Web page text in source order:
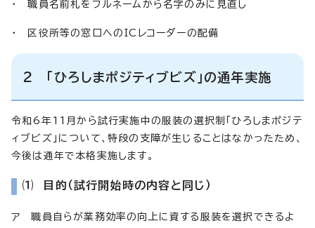
・ 職員名前札をフルネームから名字のみに見直し
・ 区役所等の窓口へのICレコーダーの配備
2 「ひろしまポジティブビズ」の通年実施
令和6年11月から試行実施中の服装の選択制「ひろしまポジテ
ィブビズ」について、特段の支障が生じることはなかったため、
今後は通年で本格実施します。
⑴ 目的（試行開始時の内容と同じ）
ア 職員自らが業務効率の向上に資する服装を選択できるよ